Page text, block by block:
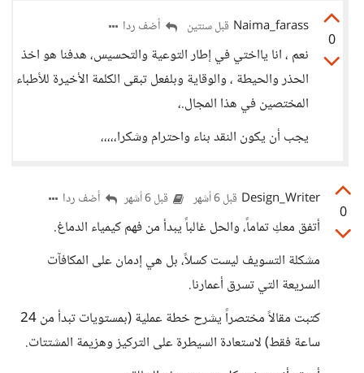
0
Naima_farass قبل سنتين أضف ردا
نعم ، انا يااختي في إطار التوعية والتحسيس، هدفنا هو اخذ
الحذر والحيطة ، والوقاية وبلفعل تبقى الكلمة الأخيرة للأطباء
المختصين في هذا المجال.،
يجب أن يكون النقد بناء واحترام وشكرا،،،،،
0
Design_Writer قبل 6 أشهر قبل 6 أشهر أضف ردا
أتفق معكِ تماماً، والحل غالباً يبدأ من فهم كيمياء الدماغ.
مشكلة التسويف ليست كسلاً، بل هي إدمان على المكافآت
السريعة التي تسرق أعمارنا.
كتبت مقالاً مختصراً يشرح خطة عملية (بمستويات تبدأ من 24
ساعة فقط) لاستعادة السيطرة على التركيز وهزيمة المشتتات.